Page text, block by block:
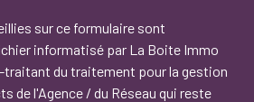
sur ce formulaire sont
informatisé par La Boite Immo
du traitement pour la gestion
de l'Agence / du Réseau qui reste